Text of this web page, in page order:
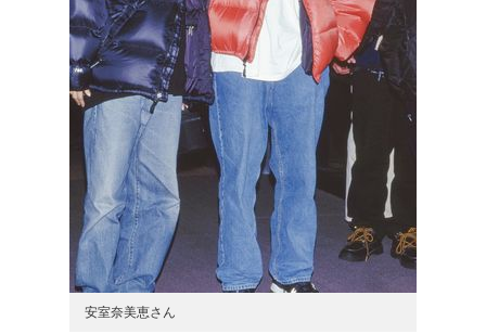
安室奈美恵さん